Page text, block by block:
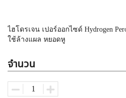
ไฮโดรเจน เปอร์ออกไซด์ Hydrogen
ใช้ล้างแผล หยอดหู
จำนวน